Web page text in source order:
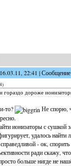
22:41 |
)
гораздо дороже
то?
Не спорю,
ионизаторы с сушкой
удалось
- ок,
ради скажу,
больше нигде не